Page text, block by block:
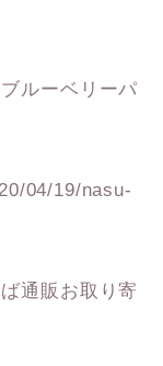
ルーベリーパ
04/19/nasu-
通販お取り寄